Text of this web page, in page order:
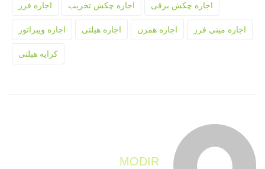
اجاره چکش برقی اجاره چکش تخریب اجاره فرز
اجاره مینی فرز اجاره همزن اجاره هیلتی اجاره ویبراتور
کرایه هیلتی
MODIR